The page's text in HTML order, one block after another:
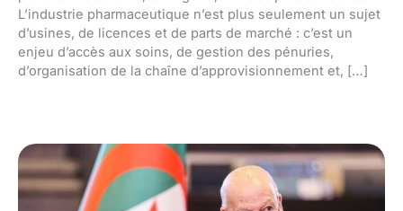
L’industrie pharmaceutique n’est plus seulement un sujet
d’usines, de licences et de parts de marché : c’est un
enjeu d’accès aux soins, de gestion des pénuries,
d’organisation de la chaîne d’approvisionnement et, […]